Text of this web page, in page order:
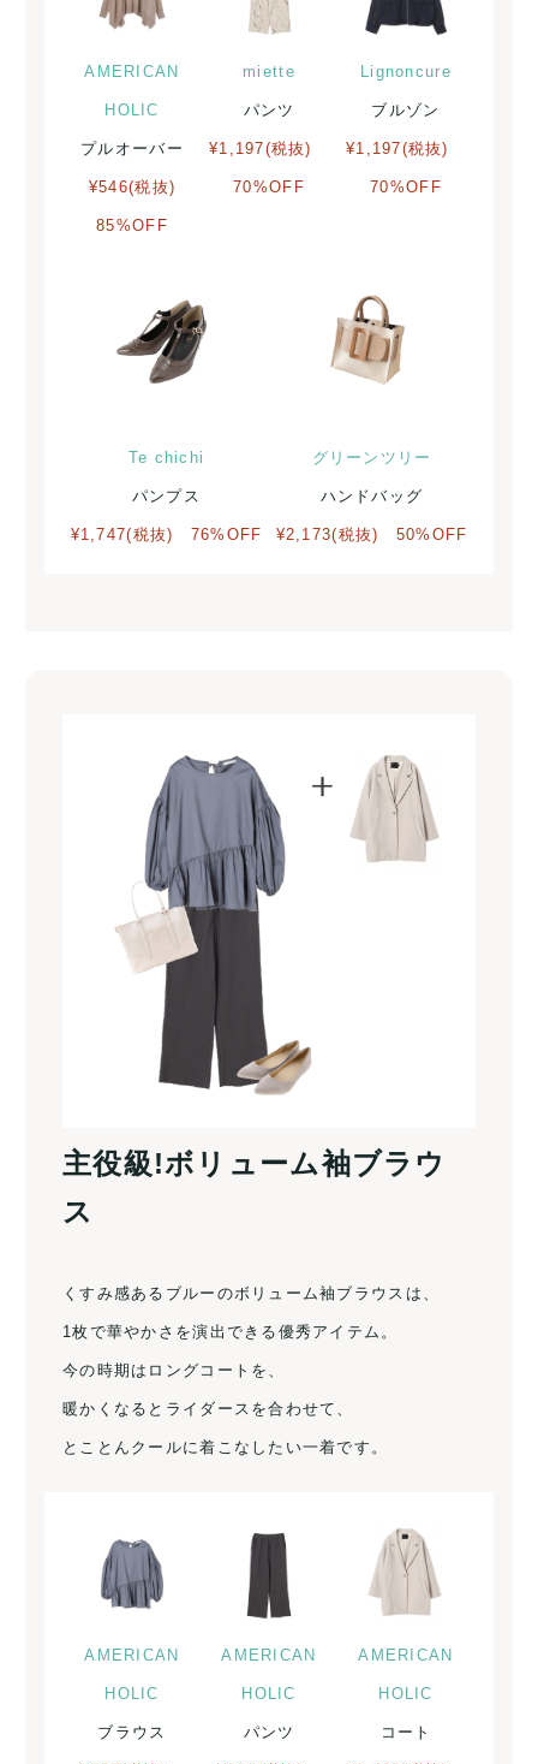
AMERICAN
HOLIC
プルオーバー
¥546(税抜)
85%OFF
miette
パンツ
¥1,197(税抜)
70%OFF
Lignoncure
ブルゾン
¥1,197(税抜)
70%OFF
Te chichi
パンプス
¥1,747(税抜) 76%OFF
グリーンツリー
ハンドバッグ
¥2,173(税抜) 50%OFF
主役級!ボリューム袖ブラウ
ス
くすみ感あるブルーのボリューム袖ブラウスは、
1枚で華やかさを演出できる優秀アイテム。
今の時期はロングコートを、
暖かくなるとライダースを合わせて、
とことんクールに着こなしたい一着です。
AMERICAN
HOLIC
ブラウス
AMERICAN
HOLIC
パンツ
AMERICAN
HOLIC
コート